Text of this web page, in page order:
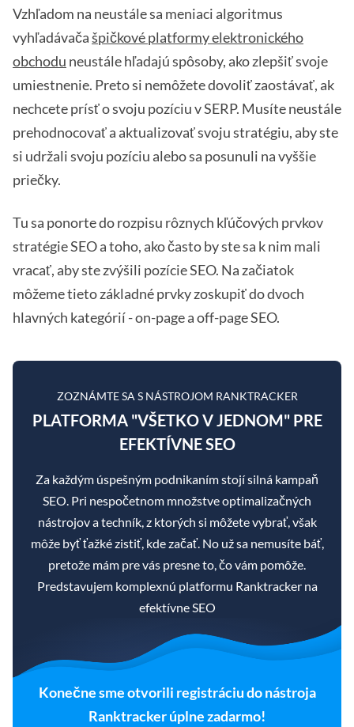
Vzhľadom na neustále sa meniaci algoritmus
vyhľadávačašpičkové platformy elektronického
obchodu neustále hľadajú spôsoby, ako zlepšiť svoje
umiestnenie. Preto si nemôžete dovoliť zaostávať, ak
nechcete prísť o svoju pozíciu v SERP. Musíte neustále
prehodnocovať a aktualizovať svoju stratégiu, aby ste
si udržali svoju pozíciu alebo sa posunuli na vyššie
priečky.
Tu sa ponorte do rozpisu rôznych kľúčových prvkov
stratégie SEO a toho, ako často by ste sa k nim mali
vracať, aby ste zvýšili pozície SEO. Na začiatok
môžeme tieto základné prvky zoskupiť do dvoch
hlavných kategórií - on-page a off-page SEO.
ZOZNÁMTE SA S NÁSTROJOM RANKTRACKER
PLATFORMA "VŠETKO V JEDNOM" PRE
EFEKTÍVNE SEO
Za každým úspešným podnikaním stojí silná kampaň
SEO. Pri nespočetnom množstve optimalizačných
nástrojov a techník, z ktorých si môžete vybrať, však
môže byť ťažké zistiť, kde začať. No už sa nemusíte báť,
pretože mám pre vás presne to, čo vám pomôže.
Predstavujem komplexnú platformu Ranktracker na
efektívne SEO
Konečne sme otvorili registráciu do nástroja
Ranktracker úplne zadarmo!